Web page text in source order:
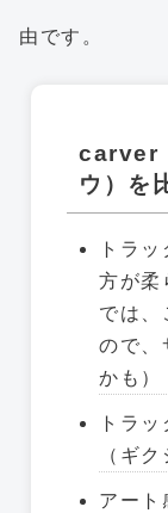
由です。
carver
ウ）を
トラ
方が柔
では、
ので、
かも）
トラ
（ギ
アート